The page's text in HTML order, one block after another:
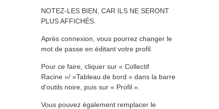
NOTEZ-LES BIEN, CAR ILS NE SERONT
PLUS AFFICHÉS.
Après connexion, vous pourrez changer le
mot de passe en éditant votre profil.
Pour ce faire, cliquer sur « Collectif
Racine »/ »Tableau de bord » dans la barre
d’outils noire, puis sur « Profil ».
Vous pouvez également remplacer le